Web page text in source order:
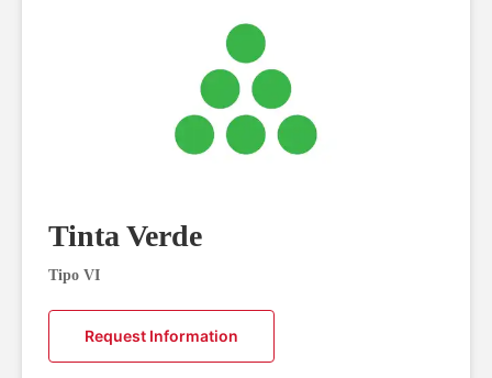
Tinta Verde
Tipo VI
Request Information